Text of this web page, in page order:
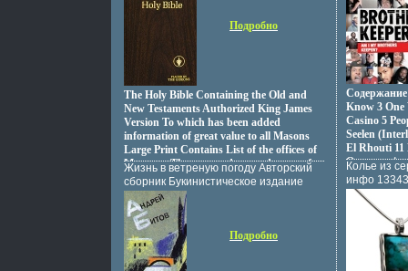
этого материала с единых позиций
книга будет полезной как для
аспирантов и студентов технических и
медицинских университетов Автор
Павдхгивло Лошицкий.
Английский Формат: 140x205 инфо
Подробно
The Holy Bible Containing the Old and
New Testaments Authorized King James
Version To which has been added
information of great value to all Masons
Large Print Contains List of the offices of
Masonry, The coващяфmmandments of
Masonry, A brief history of Masonry, The
Bible in Masonry, Scottish Rite Wisdom
and Ritual, many color plates, index to
Bible atlas - maps, concordance, index-
dictionary, presentation page, family
history page, list of contents.
Жизнь в ветреную погоду Авторский
сборник Букинистическое издание
Сохранность: Хорошая Издательство:
Художественная литература, 1991 г
Мягкая обложка, 624 стр ISBN 5-280-
01317-Х Тираж: 100000 экз Формат:
84x108/32 (~130х205 мм) инфо
12609p.
Подробно
Модель
нем с
становится
свою мечту
Семенихин.
2005 г
инфо
Know 3 One
Casino 5
Seelen
El Rhouti 11
Opportunity
Why 15
(Interlude)
18 Simmer
Lagos
Keepers".
Колье из
инфо